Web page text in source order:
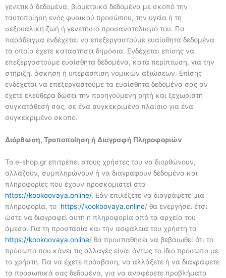
γενετικά δεδομένα, βιομετρικά δεδομένα με σκοπό την
ταυτοποίηση ενός φυσικού προσώπου, την υγεία ή τη
σεξουαλική ζωή ή γενετήσιο προσανατολισμό του. Για
παράδειγμα ενδέχεται να επεξεργαστούμε ευαίσθητα δεδομένα
τα οποία έχετε καταστήσει δημόσια. Ενδέχεται επίσης να
επεξεργαστούμε ευαίσθητα δεδομένα, κατά περίπτωση, για την
στήριξη, άσκηση ή υπεράσπιση νομικών αξιώσεων. Επίσης
ενδέχεται να επεξεργαστούμε τα ευαίσθητα δεδομένα σας αν
έχετε ελεύθερα δώσει την προηγούμενη ρητή και ξεχωριστή
συγκατάθεσή σας, σε ένα συγκεκριμένο πλαίσιο για ένα
συγκεκριμένο σκοπό.
Διόρθωση, Τροποποίηση ή Διαγραφή Πληροφοριών
Το e-shop.gr επιτρέπει στους χρήστες του να διορθώνουν,
αλλάζουν, συμπληρώνουν ή να διαγράφουν δεδομένα και
πληροφορίες που έχουν προσκομιστεί στο
https://kookoovaya.online/. Εάν επιλέξετε να διαγράψετε μια
πληροφορία, το https://kookoovaya.online/ θα ενεργήσει έτσι
ώστε να διαγραφεί αυτή η πληροφορία από τα αρχεία του
άμεσα. Για τη προστασία και την ασφάλεια του χρήστη το
https://kookoovaya.online/ θα προσπαθήσει να βεβαιωθεί ότι το
πρόσωπο που κάνει τις αλλαγές είναι όντως το ίδιο πρόσωπο με
το χρήστη. Για να έχετε πρόσβαση, να αλλάξετε ή να διαγράψετε
τα προσωπικά σας δεδομένα, για να αναφέρετε προβλήματα